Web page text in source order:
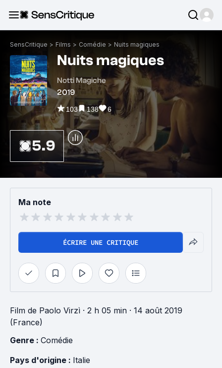
SensCritique > Films > Comédie > Nuits magiques
Nuits magiques
Notti Magiche
2019
103 138 6
5.9
Ma note
ÉCRIRE UNE CRITIQUE
Film de Paolo Virzì · 2 h 05 min · 14 août 2019
(France)
Genre : Comédie
Pays d'origine : Italie